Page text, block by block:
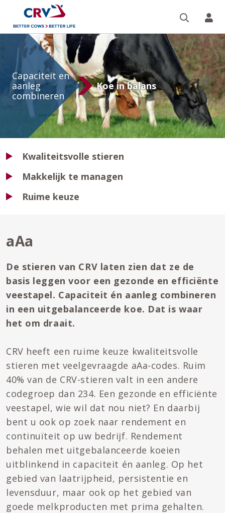
aAa
Capaciteit en
aanleg
combineren
Koe in balans
Kwaliteitsvolle stieren
Makkelijk te managen
Ruime keuze
aAa
De stieren van CRV laten zien dat ze de
basis leggen voor een gezonde en efficiënte
veestapel. Capaciteit én aanleg combineren
in een uitgebalanceerde koe. Dat is waar
het om draait.
CRV heeft een ruime keuze kwaliteitsvolle
stieren met veelgevraagde aAa-codes. Ruim
40% van de CRV-stieren valt in een andere
codegroep dan 234. Een gezonde en efficiënte
veestapel, wie wil dat nou niet? En daarbij
bent u ook op zoek naar rendement en
continuïteit op uw bedrijf. Rendement
behalen met uitgebalanceerde koeien
uitblinkend in capaciteit én aanleg. Op het
gebied van laatrijpheid, persistentie en
levensduur, maar ook op het gebied van
goede melkproducten met prima gehalten.